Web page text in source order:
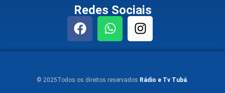
Redes Sociais
© 2025Todos os direitos reservados Rádio e Tv Tubá.